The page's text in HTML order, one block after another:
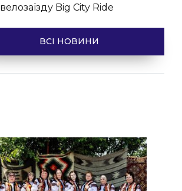
велозаїзду Big Сity Ride
ВСІ НОВИНИ